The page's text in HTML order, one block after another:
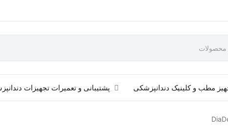
مطب و کلینیک دندانپزشکی پشتیبانی و تعمیرات تجهیزات